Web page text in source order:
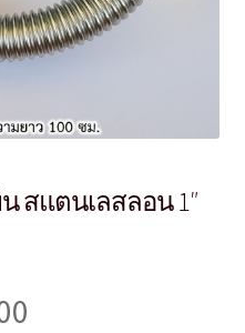
สแตนเลสลอน 1″